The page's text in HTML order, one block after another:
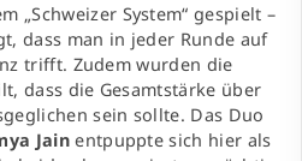
„Schweizer System“ gespielt –
dass man in jeder Runde auf
trifft. Zudem wurden die
dass die Gesamtstärke über
sein sollte. Das Duo
Jainentpuppte sich hier als